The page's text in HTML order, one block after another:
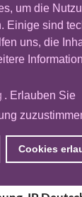
um die
Einige sind
uns, die
. Erlauben Sie
Cookies
ihr Angebot
In-Line
von